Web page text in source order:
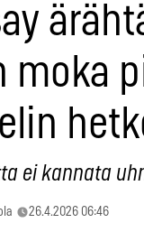
moka
ei kannata
26.4.2026 06:46